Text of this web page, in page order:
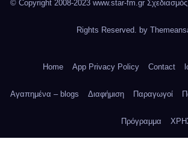
© Copyright 2008-2023 www.star-fm.gr Σχεδιασμός
Rights Reserved. by
Home App Privacy Policy Contact
Αγαπημένα – blogs Διαφήμιση Παραγωγοί
Πρόγραμμα